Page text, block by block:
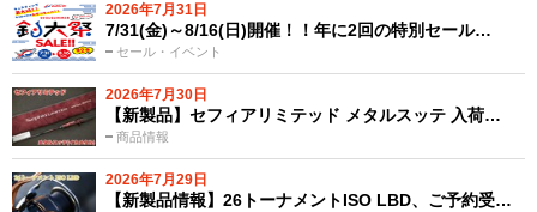
2026年7月31日
セール・イベント
7/31(金)～8/16(日)開催！！年に2回の特別セール…
2026年7月30日
商品情報
【新製品】セフィアリミテッド メタルスッテ 入荷…
2026年7月29日
【新製品情報】26トーナメントISO LBD、ご予約受…